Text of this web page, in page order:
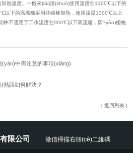
熱溫度。一般來(lái)說(shuō)使用溫度在1100℃以下的
以下的高溫爐采用硅碳棒加熱，使用溫度1300℃以上
棒不適用于工作溫度在900℃以下高溫爐，因?yàn)楣桡
中需注意的事項(xiàng)
熱該如何解決？
[ 返回列表 ]
限公司 微信掃描右側(cè)二維碼